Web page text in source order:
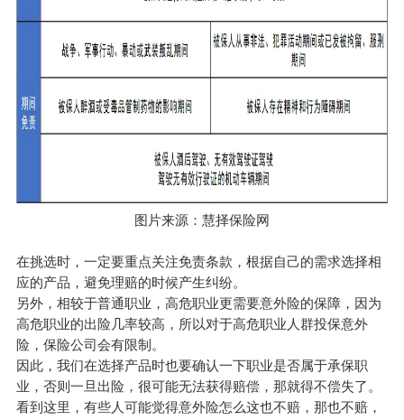
图片来源：慧择保险网
在挑选时，一定要重点关注免责条款，根据自己的需求选择相
应的产品，避免理赔的时候产生纠纷。
另外，相较于普通职业，高危职业更需要意外险的保障，因为
高危职业的出险几率较高，所以对于高危职业人群投保意外
险，保险公司会有限制。
因此，我们在选择产品时也要确认一下职业是否属于承保职
业，否则一旦出险，很可能无法获得赔偿，那就得不偿失了。
看到这里，有些人可能觉得意外险怎么这也不赔，那也不赔，